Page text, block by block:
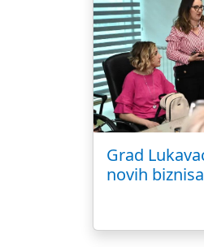
Grad
novih